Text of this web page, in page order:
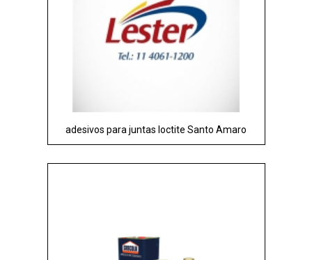
adesivos para juntas loctite Santo Amaro